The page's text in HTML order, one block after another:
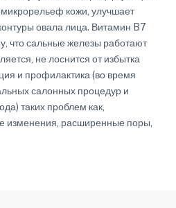
кожи, улучшает
овала лица. Витамин B7
что сальные железы работают
не лоснится от избытка
и профилактика (во время
салонных процедур и
таких проблем как,
изменения, расширенные поры,